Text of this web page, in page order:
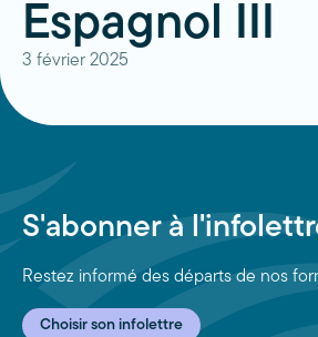
Espagnol III
3 février 2025
S'abonner à
Restez informé des départs de nos
Choisir son infolettre